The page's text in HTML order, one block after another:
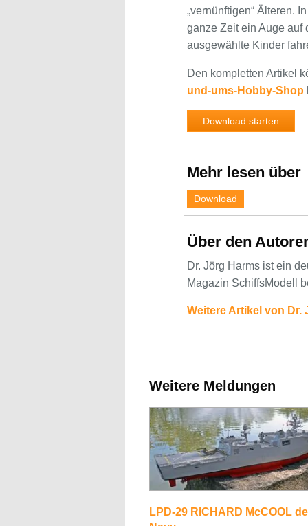
„vernünftigen“ Älteren.
ganze Zeit ein Auge auf
ausgewählte Kinder
Den kompletten Artikel
und-ums-Hobby-Shop
Download starten
Mehr lesen über
Download
Über den
Dr. Jörg Harms ist ein
Magazin SchiffsModell
Weitere Artikel von Dr.
Weitere Meldungen
LPD-29 RICHARD McCOOL